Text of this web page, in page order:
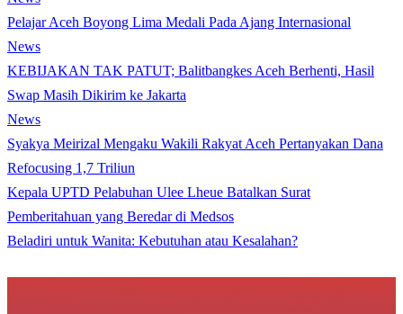
Pelajar Aceh Boyong Lima Medali Pada Ajang Internasional
News
KEBIJAKAN TAK PATUT; Balitbangkes Aceh Berhenti, Hasil
Swap Masih Dikirim ke Jakarta
News
Syakya Meirizal Mengaku Wakili Rakyat Aceh Pertanyakan Dana
Refocusing 1,7 Triliun
Kepala UPTD Pelabuhan Ulee Lheue Batalkan Surat
Pemberitahuan yang Beredar di Medsos
Beladiri untuk Wanita: Kebutuhan atau Kesalahan?